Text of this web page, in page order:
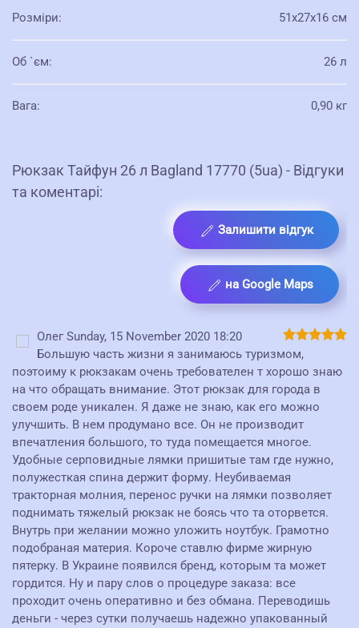
Розміри: 51x27x16 см
Об `єм: 26 л
Вага: 0,90 кг
Рюкзак Тайфун 26 л Bagland 17770 (5ua) - Відгуки
та коментарі:
Залишити відгук
на Google Maps
Олег Sunday, 15 November 2020 18:20
Большую часть жизни я занимаюсь туризмом,
поэтоиму к рюкзакам очень требователен т хорошо знаю
на что обращать внимание. Этот рюкзак для города в
своем роде уникален. Я даже не знаю, как его можно
улучшить. В нем продумано все. Он не производит
впечатления большого, то туда помещается многое.
Удобные серповидные лямки пришитые там где нужно,
полужесткая спина держит форму. Неубиваемая
тракторная молния, перенос ручки на лямки позволяет
поднимать тяжелый рюкзак не боясь что та оторвется.
Внутрь при желании можно уложить ноутбук. Грамотно
подобраная материя. Короче ставлю фирме жирную
пятерку. В Украине появился бренд, которым та может
гордится. Ну и пару слов о процедуре заказа: все
проходит очень оперативно и без обмана. Переводишь
деньги - через сутки получаешь надежно упакованный